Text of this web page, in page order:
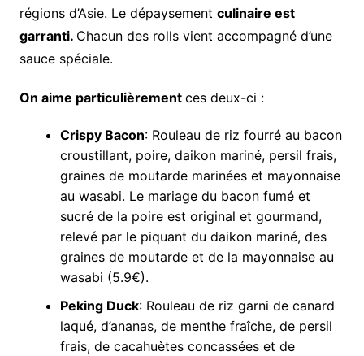
régions d’Asie. Le dépaysement culinaire est
garranti. Chacun des rolls vient accompagné d’une
sauce spéciale.
On aime particulièrement ces deux-ci :
Crispy Bacon: Rouleau de riz fourré au bacon
croustillant, poire, daikon mariné, persil frais,
graines de moutarde marinées et mayonnaise
au wasabi. Le mariage du bacon fumé et
sucré de la poire est original et gourmand,
relevé par le piquant du daikon mariné, des
graines de moutarde et de la mayonnaise au
wasabi (5.9€).
Peking Duck: Rouleau de riz garni de canard
laqué, d’ananas, de menthe fraîche, de persil
frais, de cacahuètes concassées et de